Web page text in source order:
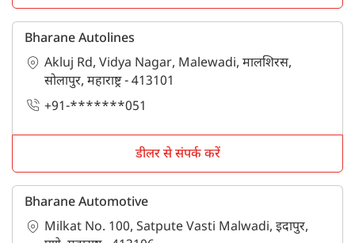
Bharane Autolines
Akluj Rd, Vidya Nagar, Malewadi, मालशिरस,
सोलापुर, महाराष्ट्र - 413101
+91-*******051
डीलर से संपर्क करें
Bharane Automotive
Milkat No. 100, Satpute Vasti Malwadi, इदापुर,